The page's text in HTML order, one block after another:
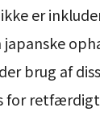
er
japanske
brug af
for